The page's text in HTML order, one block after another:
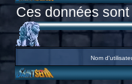
Ces données
Nom